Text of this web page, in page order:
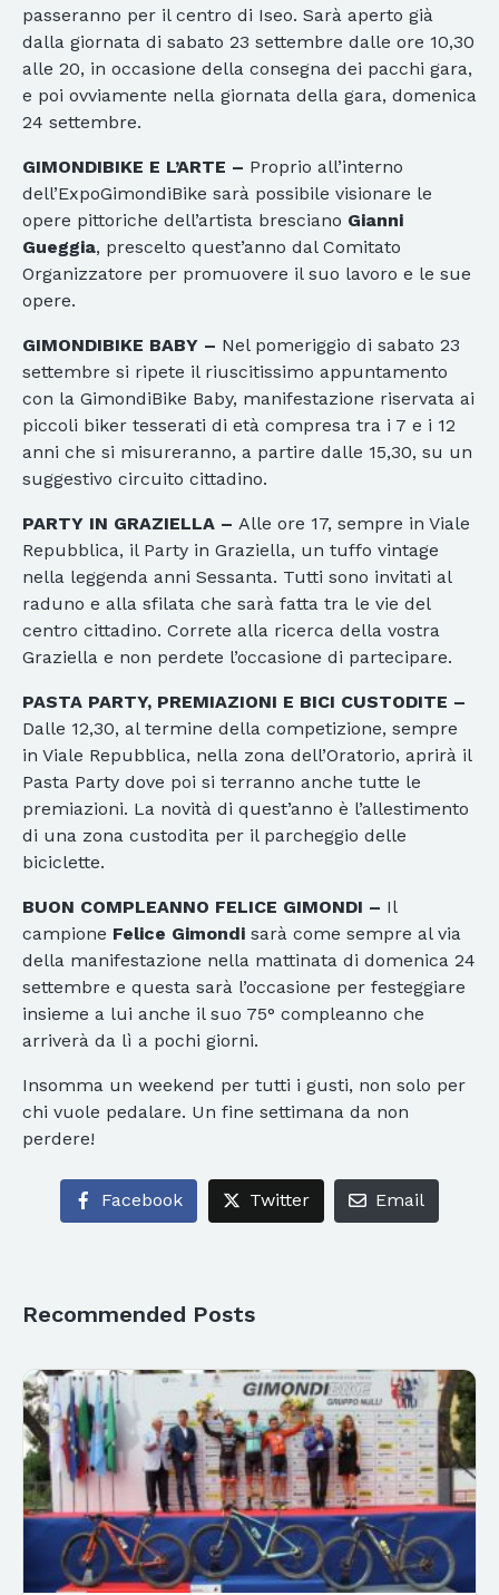
passeranno per il centro di Iseo. Sarà aperto già
dalla giornata di sabato 23 settembre dalle ore 10,30
alle 20, in occasione della consegna dei pacchi gara,
e poi ovviamente nella giornata della gara, domenica
24 settembre.
GIMONDIBIKE E L’ARTE – Proprio all’interno
dell’ExpoGimondiBike sarà possibile visionare le
opere pittoriche dell’artista bresciano Gianni
Gueggia, prescelto quest’anno dal Comitato
Organizzatore per promuovere il suo lavoro e le sue
opere.
GIMONDIBIKE BABY – Nel pomeriggio di sabato 23
settembre si ripete il riuscitissimo appuntamento
con la GimondiBike Baby, manifestazione riservata ai
piccoli biker tesserati di età compresa tra i 7 e i 12
anni che si misureranno, a partire dalle 15,30, su un
suggestivo circuito cittadino.
PARTY IN GRAZIELLA – Alle ore 17, sempre in Viale
Repubblica, il Party in Graziella, un tuffo vintage
nella leggenda anni Sessanta. Tutti sono invitati al
raduno e alla sfilata che sarà fatta tra le vie del
centro cittadino. Correte alla ricerca della vostra
Graziella e non perdete l’occasione di partecipare.
PASTA PARTY, PREMIAZIONI E BICI CUSTODITE –
Dalle 12,30, al termine della competizione, sempre
in Viale Repubblica, nella zona dell’Oratorio, aprirà il
Pasta Party dove poi si terranno anche tutte le
premiazioni. La novità di quest’anno è l’allestimento
di una zona custodita per il parcheggio delle
biciclette.
BUON COMPLEANNO FELICE GIMONDI – Il
campione Felice Gimondi sarà come sempre al via
della manifestazione nella mattinata di domenica 24
settembre e questa sarà l’occasione per festeggiare
insieme a lui anche il suo 75° compleanno che
arriverà da lì a pochi giorni.
Insomma un weekend per tutti i gusti, non solo per
chi vuole pedalare. Un fine settimana da non
perdere!
Facebook Twitter Email
Recommended Posts